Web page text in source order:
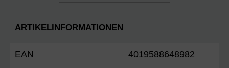
ARTIKELINFORMATIONEN
EAN 4019588648982